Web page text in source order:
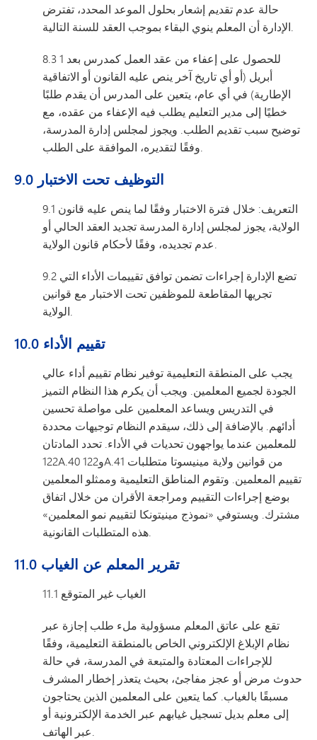
حالة عدم تقديم إشعار بحلول الموعد المحدد، تفترض
الإدارة أن المعلم ينوي البقاء بموجب العقد للسنة التالية.
8.3 للحصول على إعفاء من عقد العمل كمدرس بعد 1
أبريل (أو أي تاريخ آخر ينص عليه القانون أو الاتفاقية
الإطارية) في أي عام، يتعين على المدرس أن يقدم طلبًا
خطيًا إلى مدير التعليم يطلب فيه الإعفاء من عقده، مع
توضيح سبب تقديم الطلب. ويجوز لمجلس إدارة المدرسة،
وفقًا لتقديره، الموافقة على الطلب.
9.0 التوظيف تحت الاختبار
9.1 التعريف: خلال فترة الاختبار وفقًا لما ينص عليه قانون
الولاية، يجوز لمجلس إدارة المدرسة تجديد العقد الحالي أو
عدم تجديده، وفقًا لأحكام قانون الولاية.
9.2 تضع الإدارة إجراءات تضمن توافق تقييمات الأداء التي
تجريها المقاطعة للموظفين تحت الاختبار مع قوانين
الولاية.
10.0 تقييم الأداء
يجب على المنطقة التعليمية توفير نظام تقييم أداء عالي
الجودة لجميع المعلمين. ويجب أن يكرم هذا النظام التميز
في التدريس ويساعد المعلمين على مواصلة تحسين
أدائهم. بالإضافة إلى ذلك، سيقدم النظام توجيهات محددة
للمعلمين عندما يواجهون تحديات في الأداء. تحدد المادتان
122A.40 و122A.41 من قوانين ولاية مينيسوتا متطلبات
تقييم المعلمين. وتقوم المناطق التعليمية وممثلو المعلمين
بوضع إجراءات التقييم ومراجعة الأقران من خلال اتفاق
مشترك. ويستوفي «نموذج مينيتونكا لتقييم نمو المعلمين»
هذه المتطلبات القانونية.
11.0 تقرير المعلم عن الغياب
11.1 الغياب غير المتوقع
تقع على عاتق المعلم مسؤولية ملء طلب إجازة عبر
نظام الإبلاغ الإلكتروني الخاص بالمنطقة التعليمية، وفقًا
للإجراءات المعتادة والمتبعة في المدرسة، في حالة
حدوث مرض أو عجز مفاجئ، بحيث يتعذر إخطار المشرف
مسبقًا بالغياب. كما يتعين على المعلمين الذين يحتاجون
إلى معلم بديل تسجيل غيابهم عبر الخدمة الإلكترونية أو
عبر الهاتف.